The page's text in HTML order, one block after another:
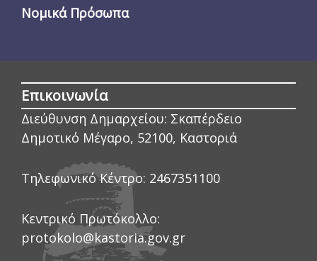
Νομικά Πρόσωπα
Επικοινωνία
Διεύθυνση Δημαρχείου: Σκαπέρδειο
Δημοτικό Μέγαρο, 52100, Καστοριά
Τηλεφωνικό Κέντρο: 2467351100
Κεντρικό Πρωτόκολλο:
protokolo@kastoria.gov.gr